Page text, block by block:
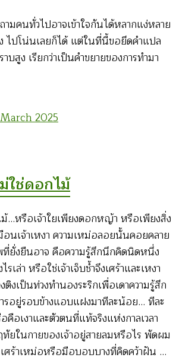
มคนทั่วไปอาจเข้าใจกันได้หลากแง่หลาย
ไปโน่นเลยก็ได้ แต่ในที่นี้ขอยึดคำแปล
บสูง เรียกว่าเป็นคำขยายของการทำมา
2025
ใช่ดอกไม้
…หรือเจ้าใยเพียงดอกหญ้า หรือเพียงสิ่ง
นเจ้าเหงา ความเหม่อลอยนั้นคอยคลาย
ที่ยั่งยืนอาจ คือความรู้สึกนึกคิดนิดหนึ่ง
รเล่า หรือใช่เจ้าเจ็บช้ำจึงเศร้าและเหงา
ติงเป็นท่วงทำนองระริกเพื่อเดาความรู้สึก
อยู่รอบข้างแอบแฝงมาทีละน้อย… ทีละ
คือเงาและตัวตนที่แท้จริงแห่งกาลเวลา
ยในกายของเจ้าอยู่สายลมหรือไร พัดผม
ศร้าเหม่อหรือมือบอบบางที่คิดคว้าฝัน …